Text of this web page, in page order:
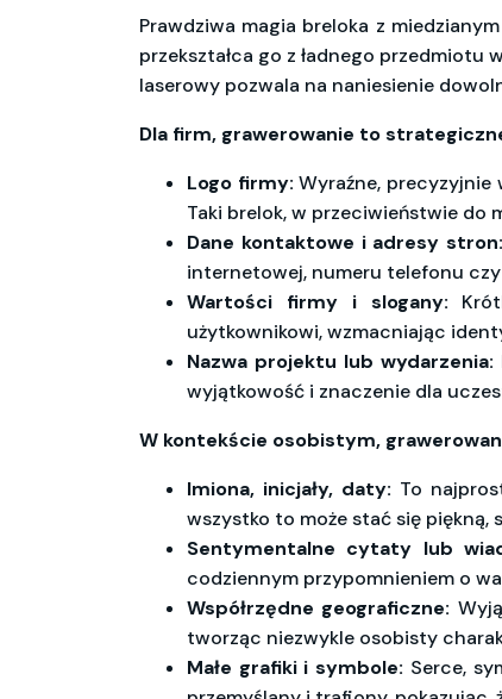
Prawdziwa magia breloka z
przekształca go z ładnego przedmiotu w
laserowy pozwala na naniesienie
Dla firm, grawerowanie to
Logo firmy: Wyraźne, precyzyjnie
Taki brelok, w przeciwieństwie
Dane kontaktowe i adresy stron:
internetowej, numeru telefonu
Wartości firmy i slogany:
użytkownikowi, wzmacniając
Nazwa projektu lub wydarzenia:
wyjątkowość i znaczenie dla
W kontekście osobistym,
Imiona, inicjały, daty: To
wszystko to może stać się piękną,
Sentymentalne cytaty lub
codziennym przypomnieniem o
Współrzędne geograficzne:
tworząc niezwykle osobisty
Małe grafiki i symbole: Serce,